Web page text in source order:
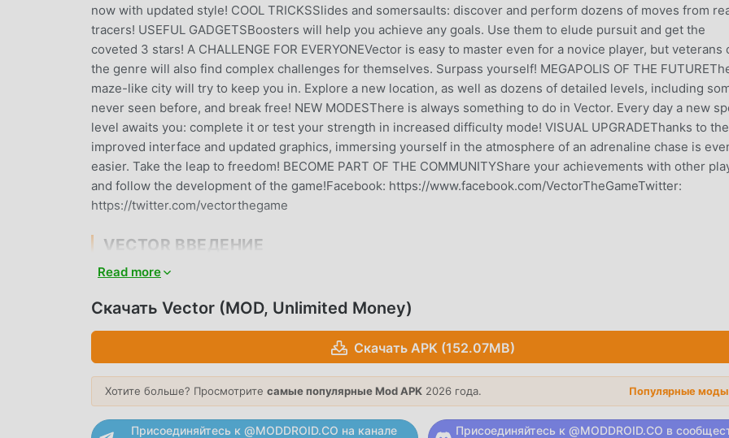
now with updated style! COOL TRICKSSlides and somersaults: discover and perform dozens of moves from
tracers! USEFUL GADGETSBoosters will help you achieve any goals. Use them to elude pursuit and get the
coveted 3 stars! A CHALLENGE FOR EVERYONEVector is easy to master even for a novice player, but veterans
the genre will also find complex challenges for themselves. Surpass yourself! MEGAPOLIS OF THE
maze-like city will try to keep you in. Explore a new location, as well as dozens of detailed levels, including
never seen before, and break free! NEW MODESThere is always something to do in Vector. Every day a new
level awaits you: complete it or test your strength in increased difficulty mode! VISUAL UPGRADEThanks to the
improved interface and updated graphics, immersing yourself in the atmosphere of an adrenaline chase is
easier. Take the leap to freedom! BECOME PART OF THE COMMUNITYShare your achievements with other
and follow the development of the game!Facebook: https://www.facebook.com/VectorTheGameTwitter:
https://twitter.com/vectorthegame
VECTOR ВВЕДЕНИЕ
Vector В последнее время очень популярная игра arcade завоевала множество поклонников по всему
бесплатной загрузки мод apk - moddroid - ваш лучший выбор. moddroid не только предоставляет вам
последнюю версию Vector 2.9.0 бесплатно, но также бесплатно предоставляет мод Unlimited Money,
вам сохранить повторяющуюся механическую задачу в игре, чтобы вы могли сосредоточиться на
взимать плату с игроков, и он на 100% безопасен, доступен и бесплатен для установки. Просто скачайте
клиент moddroid, вы можете загрузить и установить Vector 2.9.0 одним щелчком мыши. Чего же вы
скачайте moddroid и играйте!
Read more
Скачать Vector (MOD, Unlimited Money)
Скачать APK (152.07MB)
Хотите больше? Просмотрите самые популярные Mod APK 2026 года. Популярные
Присоединяйтесь к @MODDROID.CO на канале
Присоединяйтесь к @MODDROID.CO в